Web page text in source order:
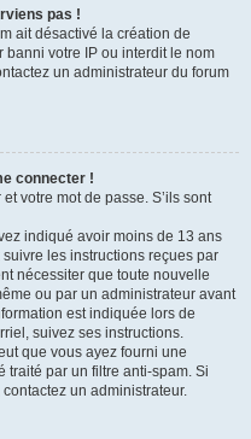
pas !
ait désactivé la création de
votre IP ou interdit le nom
un administrateur du forum
connecter !
votre mot de passe. S’ils sont
indiqué avoir moins de 13 ans
les instructions reçues par
nécessiter que toute nouvelle
ou par un administrateur avant
est indiquée lors de
suivez ses instructions.
que vous ayez fourni une
traité par un filtre anti-spam. Si
un administrateur.